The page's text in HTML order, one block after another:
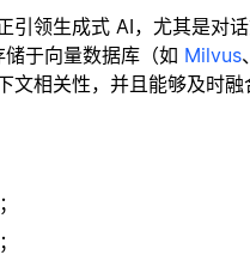
领生成式 AI，尤其是对
于向量数据库（如 Milvus、
文相关性，并且能够及时融